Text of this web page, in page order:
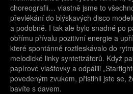
choreografii… vlastně jsme to
převlékání do blýskavých disco
a podobně. I tak ale bylo snadné po
obřímu přívalu pozitivní energie a
které spontánně roztleskávalo do
melodické linky syntetizátorů. Když
papírové vlaštovky a odpálili
povedeným zvukem, přistihli jste se,
bavíte s davem.